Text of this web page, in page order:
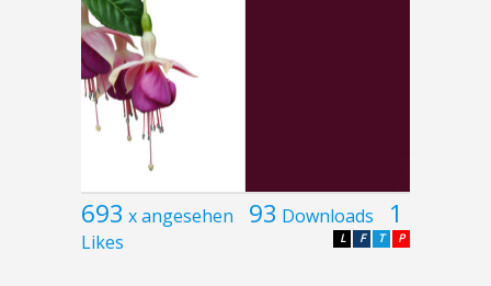
693 x angesehen 93 Downloads 1
Likes P
T
F
L